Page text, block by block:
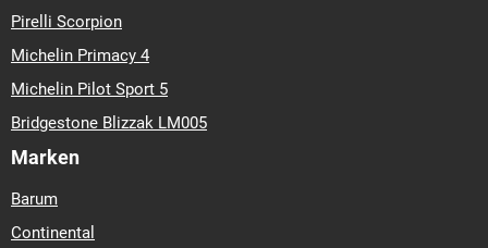
Pirelli Scorpion
Michelin Primacy 4
Michelin Pilot Sport 5
Bridgestone Blizzak LM005
Marken
Barum
Continental